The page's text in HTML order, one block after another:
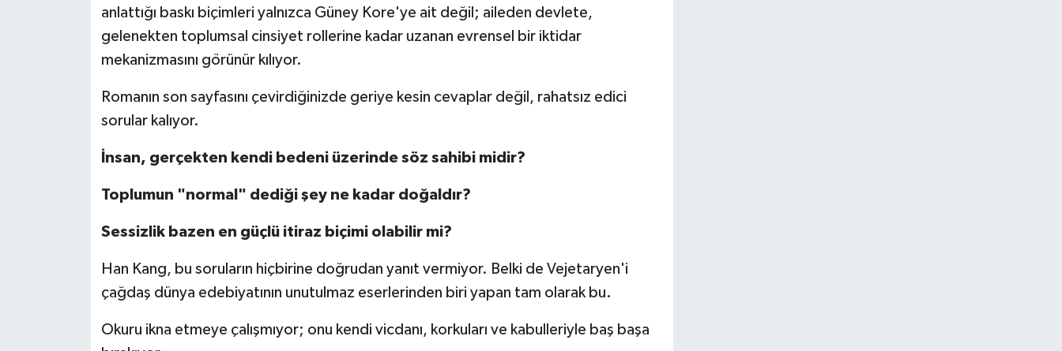
anlattığı baskı biçimleri yalnızca Güney Kore'ye ait değil; aileden devlete,
gelenekten toplumsal cinsiyet rollerine kadar uzanan evrensel bir iktidar
mekanizmasını görünür kılıyor.
Romanın son sayfasını çevirdiğinizde geriye kesin cevaplar değil, rahatsız edici
sorular kalıyor.
İnsan, gerçekten kendi bedeni üzerinde söz sahibi midir?
Toplumun "normal" dediği şey ne kadar doğaldır?
Sessizlik bazen en güçlü itiraz biçimi olabilir mi?
Han Kang, bu soruların hiçbirine doğrudan yanıt vermiyor. Belki de Vejetaryen'i
çağdaş dünya edebiyatının unutulmaz eserlerinden biri yapan tam olarak bu.
Okuru ikna etmeye çalışmıyor; onu kendi vicdanı, korkuları ve kabulleriyle baş başa